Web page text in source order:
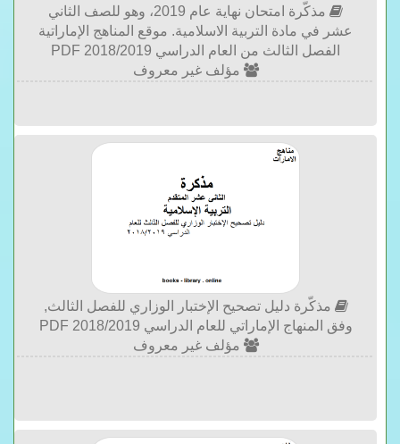
مذكّرة امتحان نهاية عام 2019، وهو للصف الثاني
عشر في مادة التربية الاسلامية. موقع المناهج الإماراتية
الفصل الثالث من العام الدراسي 2018/2019 PDF
مؤلف غير معروف
مذكّرة دليل تصحيح الإختبار الوزاري للفصل الثالث,
وفق المنهاج الإماراتي للعام الدراسي 2018/2019 PDF
مؤلف غير معروف